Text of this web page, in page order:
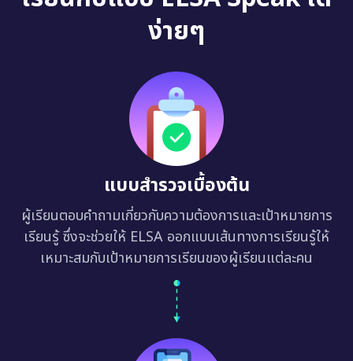
ง่ายๆ
แบบสำรวจเบื้องต้น
ผู้เรียนตอบคำถามเกี่ยวกับความต้องการและเป้าหมายการ
เรียนรู้ ซึ่งจะช่วยให้ ELSA ออกแบบเส้นทางการเรียนรู้ให้
เหมาะสมกับเป้าหมายการเรียนของผู้เรียนแต่ละคน